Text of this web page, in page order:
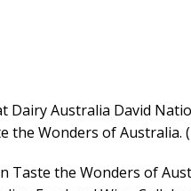
Dairy Australia David
the Wonders of Australia.
Taste the Wonders of